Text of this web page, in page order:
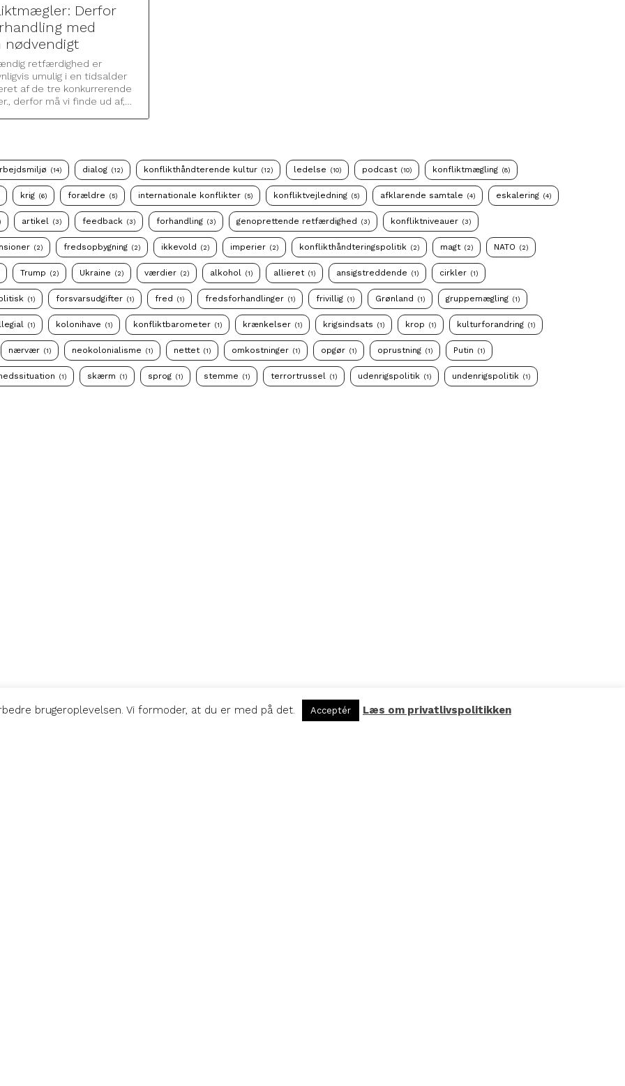
Derfor
med
nødvendigt
retfærdighed er
umulig i en tidsalder
af de tre konkurrerende
derfor må vi finde ud af,…
(14) dialog (12) konflikthåndterende kultur (12) ledelse (10) podcast (10) konfliktmægling (8)
krig (6) forældre (5) internationale konflikter (5) konfliktvejledning (5) afklarende samtale (4) eskalering (4)
artikel (3) feedback (3) forhandling (3) genoprettende retfærdighed (3) konfliktniveauer (3)
(2) fredsopbygning (2) ikkevold (2) imperier (2) konflikthåndteringspolitik (2) magt (2) NATO (2)
Trump (2) Ukraine (2) værdier (2) alkohol (1) allieret (1) ansigstreddende (1) cirkler (1)
(1) forsvarsudgifter (1) fred (1) fredsforhandlinger (1) frivillig (1) Grønland (1) gruppemægling (1)
(1) kolonihave (1) konfliktbarometer (1) krænkelser (1) krigsindsats (1) krop (1) kulturforandring (1)
nærvær (1) neokolonialisme (1) nettet (1) omkostninger (1) opgør (1) oprustning (1) Putin (1)
(1) skærm (1) sprog (1) stemme (1) terrortrussel (1) udenrigspolitik (1) undenrigspolitik (1)
brugeroplevelsen. Vi formoder, at du er med på det. Acceptér Læs om privatlivspolitikken